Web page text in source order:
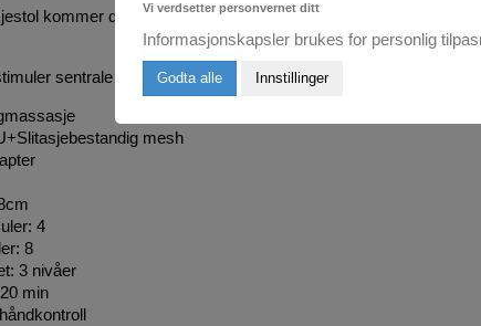
kommer du ikke! Utrolig bra massasje for rygg og nakke!
sentrale punkter.
mesh
4
8
3 nivåer
min
Vi verdsetter personvernet ditt
Informasjonskapsler brukes for personlig
Godta alle Innstillinger